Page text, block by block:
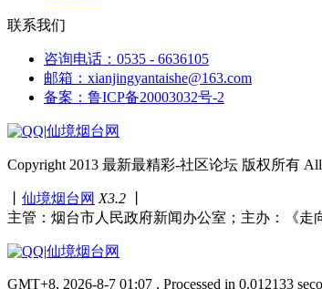
联系我们
咨询电话：0535 - 6636105
邮箱：xianjingyantaishe@163.com
备案：鲁ICP备20003032号-2
|仙境烟台网
Copyright 2013 最新最精彩-社区论坛 版权所有 All
仙境烟台网 X3.2
主管：烟台市人民政府新闻办公室；主办：《走
|仙境烟台网
GMT+8, 2026-8-7 01:07 , Processed in 0.012133